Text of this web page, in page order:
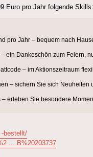
Euro pro Jahr folgende Skills:
pro Jahr – bequem nach
ein Dankeschön zum Feiern,
– im Aktionszeitraum
– sichern Sie sich
erleben Sie besondere
bestellt/
... B%20203737